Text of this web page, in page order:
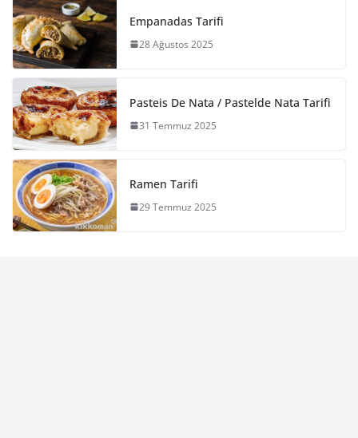
Empanadas Tarifi
28 Ağustos 2025
Pasteis De Nata / Pastelde Nata Tarifi
31 Temmuz 2025
Ramen Tarifi
29 Temmuz 2025